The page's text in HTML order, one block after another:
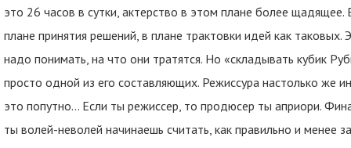
это 26 часов в сутки, актерство в этом плане более
плане принятия решений, в плане трактовки идей как
надо понимать, на что они тратятся. Но «складывать кубик
просто одной из его составляющих. Режиссура настолько же
это попутно... Если ты режиссер, то продюсер ты априори.
ты волей-неволей начинаешь считать, как правильно и менее